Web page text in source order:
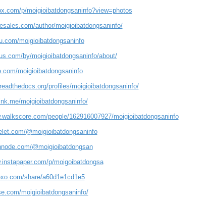
p/moigioibatdongsaninfo?view=photos
author/moigioibatdongsaninfo/
moigioibatdongsaninfo
by/moigioibatdongsaninfo/about/
moigioibatdongsaninfo
profiles/moigioibatdongsaninfo/
moigioibatdongsaninfo/
people/162916007927/moigioibatdongsaninfo
@moigioibatdongsaninfo
@moigioibatdongsan
p/moigoibatdongsa
share/a60d1e1cd1e5
moigioibatdongsaninfo/